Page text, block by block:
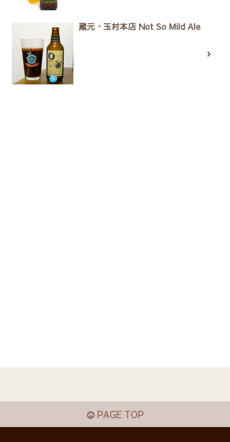
蔵元・玉村本店 Not So Mild Ale
PAGE TOP